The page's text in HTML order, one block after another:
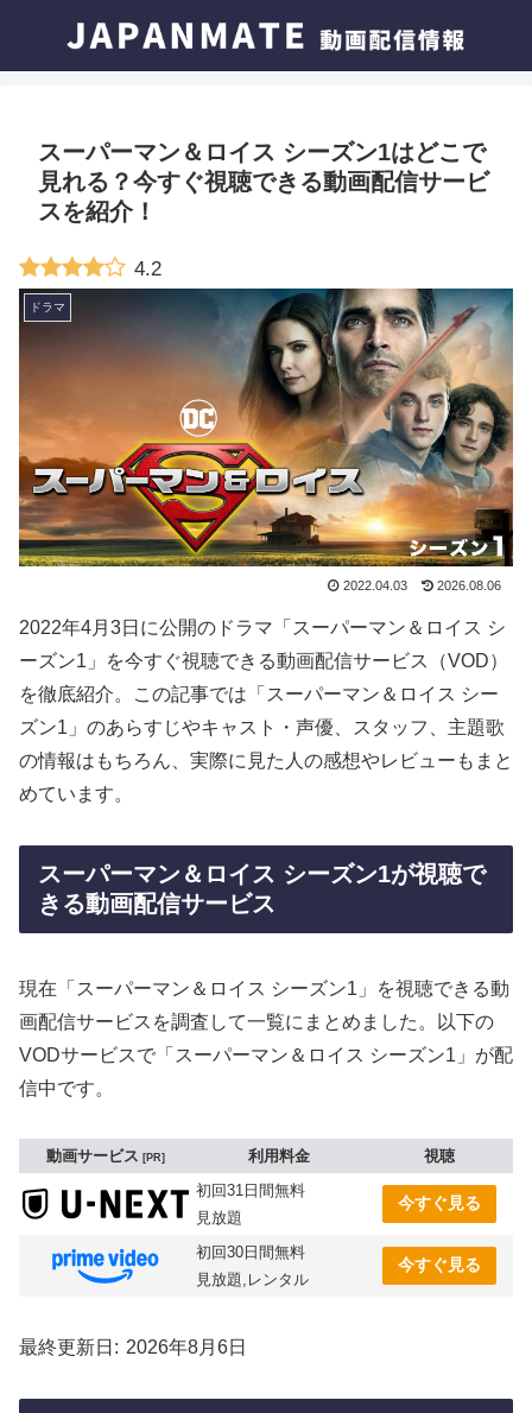
スーパーマン＆ロイス シーズン1はどこで
見れる？今すぐ視聴できる動画配信サービ
スを紹介！
4.2
ドラマ
2022.04.03 2026.08.06
2022年4月3日に公開のドラマ「スーパーマン＆ロイス シ
ーズン1」を今すぐ視聴できる動画配信サービス（VOD）
を徹底紹介。この記事では「スーパーマン＆ロイス シー
ズン1」のあらすじやキャスト・声優、スタッフ、主題歌
の情報はもちろん、実際に見た人の感想やレビューもまと
めています。
スーパーマン＆ロイス シーズン1が視聴で
きる動画配信サービス
現在「スーパーマン＆ロイス シーズン1」を視聴できる動
画配信サービスを調査して一覧にまとめました。以下の
VODサービスで「スーパーマン＆ロイス シーズン1」が配
信中です。
動画サービス PR 利用料金
視聴
初回31日間無料
見放題
今すぐ見る
初回30日間無料
見放題,レンタル
今すぐ見る
最終更新日 2026年8月6日